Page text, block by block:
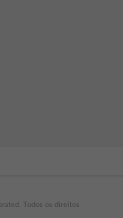
Todos os direitos